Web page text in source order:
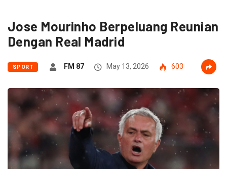
Jose Mourinho Berpeluang Reunian
Dengan Real Madrid
SPORT FM 87 May 13, 2026 603